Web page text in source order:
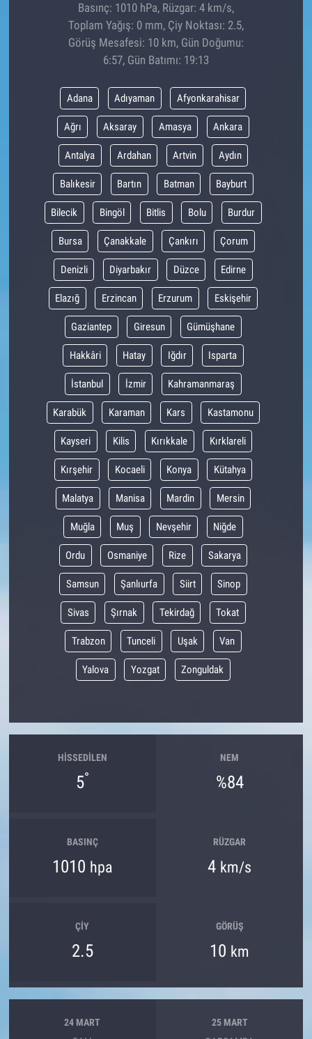
Basınç: 1010 hPa, Rüzgar: 4 km/s,
Toplam Yağış: 0 mm, Çiy Noktası: 2.5,
Görüş Mesafesi: 10 km, Gün Doğumu:
6:57, Gün Batımı: 19:13
Adana Adıyaman Afyonkarahisar
Ağrı Aksaray Amasya Ankara
Antalya Ardahan Artvin Aydın
Balıkesir Bartın Batman Bayburt
Bilecik Bingöl Bitlis Bolu Burdur
Bursa Çanakkale Çankırı Çorum
Denizli Diyarbakır Düzce Edirne
Elazığ Erzincan Erzurum Eskişehir
Gaziantep Giresun Gümüşhane
Hakkâri Hatay Iğdır Isparta
İstanbul İzmir Kahramanmaraş
Karabük Karaman Kars Kastamonu
Kayseri Kilis Kırıkkale Kırklareli
Kırşehir Kocaeli Konya Kütahya
Malatya Manisa Mardin Mersin
Muğla Muş Nevşehir Niğde
Ordu Osmaniye Rize Sakarya
Samsun Şanlıurfa Siirt Sinop
Sivas Şırnak Tekirdağ Tokat
Trabzon Tunceli Uşak Van
Yalova Yozgat Zonguldak
HISSEDILEN
5°
NEM
%84
BASINÇ
1010 hpa
RÜZGAR
4 km/s
ÇIY
2.5
GÖRÜŞ
10 km
24 MART 25 MART